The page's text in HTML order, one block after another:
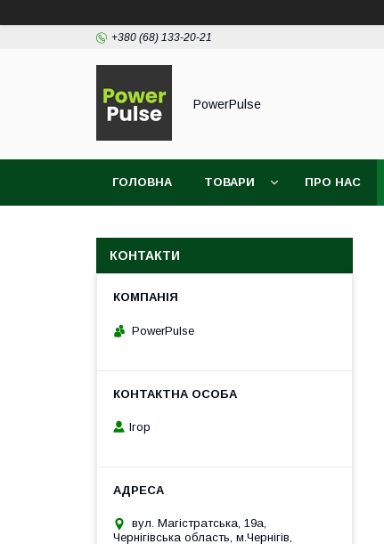
+380 (68) 133-20-21
PowerPulse
ГОЛОВНА ТОВАРИ ПРО НАС
КОНТАКТИ
PowerPulse
Ігор
вул. Магістратська, 19а,
Чернігівська область, м.Чернігів,